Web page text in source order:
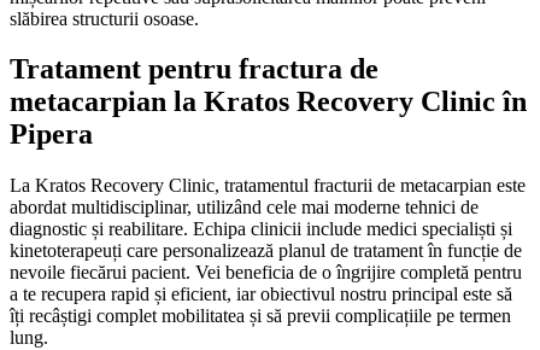
slăbirea structurii osoase.
Tratament pentru fractura de
metacarpian la Kratos Recovery Clinic în
Pipera
La Kratos Recovery Clinic, tratamentul fracturii de metacarpian este
abordat multidisciplinar, utilizând cele mai moderne tehnici de
diagnostic și reabilitare. Echipa clinicii include medici specialiști și
kinetoterapeuți care personalizează planul de tratament în funcție de
nevoile fiecărui pacient. Vei beneficia de o îngrijire completă pentru
a te recupera rapid și eficient, iar obiectivul nostru principal este să
îți recâștigi complet mobilitatea și să previi complicațiile pe termen
lung.